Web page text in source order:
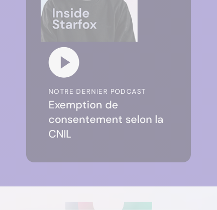
NOTRE DERNIER PODCAST
Exemption de
consentement selon la
CNIL